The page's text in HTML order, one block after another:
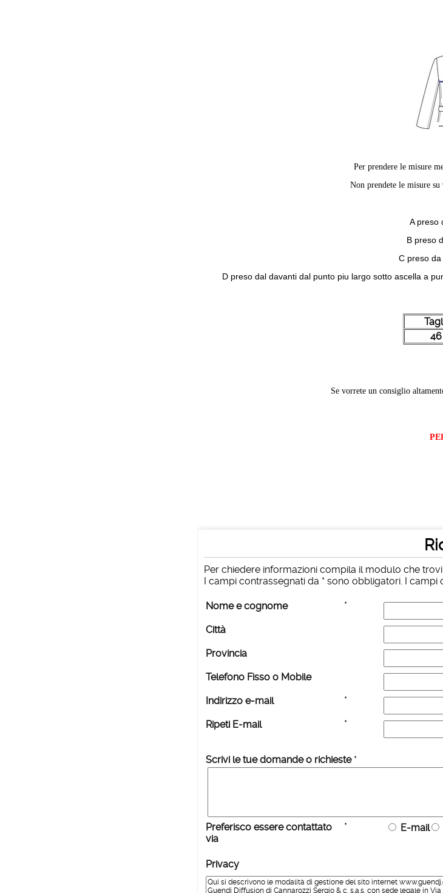
Per prendere le misure
Non prendete le misure
A preso
B preso
C preso
D preso dal davanti dal punto piu largo sotto ascella a
46
Se vorrete un consiglio
Per chiedere informazioni compila il modulo che
I campi contrassegnati da * sono obbligatori. I
Nome e cognome *
Città
Provincia
Telefono Fisso o Mobile
Indirizzo e-mail *
Ripeti E-mail *
Scrivi le tue domande o richieste *
Preferisco essere contattato
via
* E-mail
Privacy